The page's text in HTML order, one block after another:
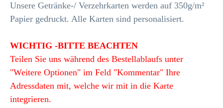
Unsere Getränke-/ Verzehrkarten werden auf 350g/m²
Papier gedruckt. Alle Karten sind personalisiert.
WICHTIG -BITTE BEACHTEN
Teilen Sie uns während des Bestellablaufs unter
"Weitere Optionen" im Feld "Kommentar" Ihre
Adressdaten mit, welche wir mit in die Karte
integrieren.